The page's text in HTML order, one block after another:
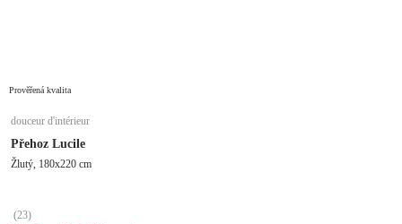
Prověřená kvalita
douceur d'intérieur
Přehoz Lucile
Žlutý, 180x220 cm
(23)